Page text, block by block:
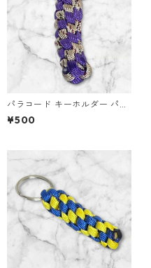
パラコード キーホルダー パー
プル ベージュ系 編み込み s34
¥500